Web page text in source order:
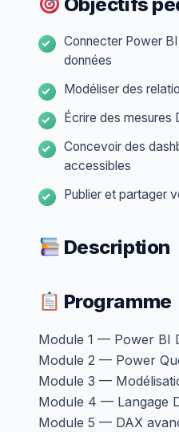
Connecter Power
données
Modéliser des
Écrire des mesures
Concevoir des
accessibles
Publier et partager
Description
Programme
Module 1 — Power BI
Module 2 — Power
Module 3 —
Module 4 — Langage
Module 5 — DAX